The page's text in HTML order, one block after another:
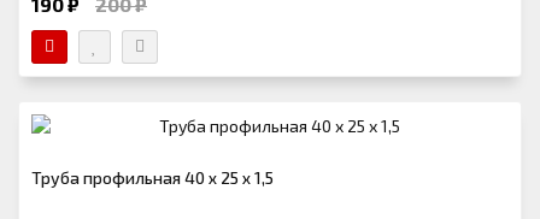
Труба профильная 40 х 25 х 1,5